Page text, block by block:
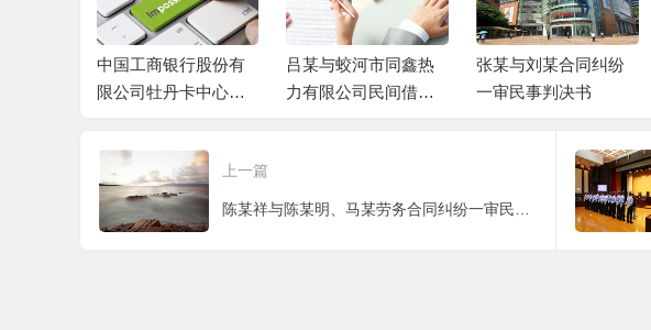
中国工商银行股份有
限公司牡丹卡中心长
卡纠纷一审民事判决
书
吕某与蛟河市同鑫热
力有限公司民间借贷
张某与刘某合同纠纷
一审民事判决书
上一篇